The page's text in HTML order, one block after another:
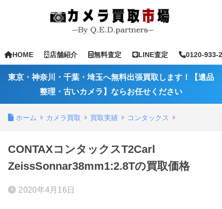
HOME 店舗紹介 無料査定 LINE査定 0120-933-
東京・神奈川・千葉・埼玉へ無料出張買取します！【遺品
整理・古いカメラ】ならお任せください
ホーム カメラ買取 買取実績 コンタックス
CONTAXコンタックスT2Carl
ZeissSonnar38mm1:2.8Tの買取価格
2020年4月16日